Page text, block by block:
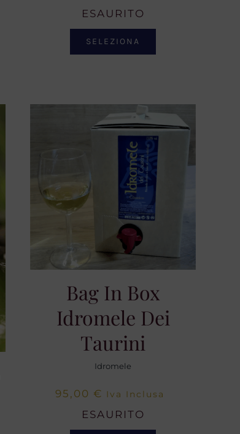
ESAURITO
SELEZIONA
Bag In Box
Idromele Dei
Taurini
Idromele
95,00 € Iva Inclusa
ESAURITO